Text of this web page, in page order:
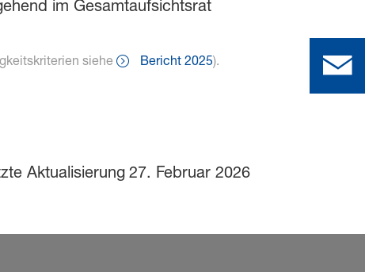
im Gesamtaufsichtsrat
siehe Bericht 2025).
Aktualisierung 27. Februar 2026